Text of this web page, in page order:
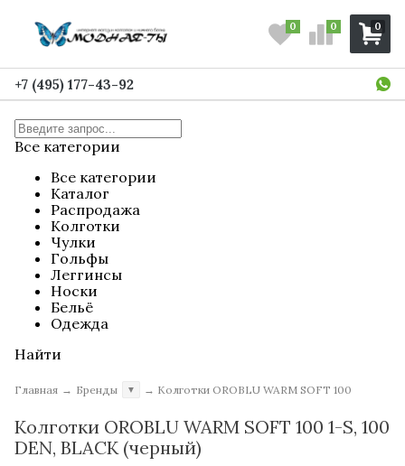
0
0 0
+7 (495) 177-43-92
Все категории
Все категории
Каталог
Распродажа
Колготки
Чулки
Гольфы
Леггинсы
Носки
Бельё
Одежда
Найти
Главная → Бренды ▼ → Колготки OROBLU WARM SOFT 100
Колготки OROBLU WARM SOFT 100 1-S, 100
DEN, BLACK (черный)